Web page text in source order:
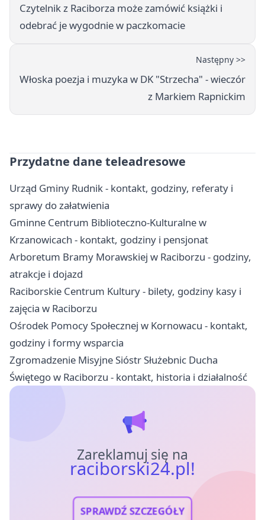
Czytelnik z Raciborza może zamówić książki i
odebrać je wygodnie w paczkomacie
Następny >>
Włoska poezja i muzyka w DK "Strzecha" - wieczór
z Markiem Rapnickim
Przydatne dane teleadresowe
Urząd Gminy Rudnik - kontakt, godziny, referaty i
sprawy do załatwienia
Gminne Centrum Biblioteczno-Kulturalne w
Krzanowicach - kontakt, godziny i pensjonat
Arboretum Bramy Morawskiej w Raciborzu - godziny,
atrakcje i dojazd
Raciborskie Centrum Kultury - bilety, godziny kasy i
zajęcia w Raciborzu
Ośrodek Pomocy Społecznej w Kornowacu - kontakt,
godziny i formy wsparcia
Zgromadzenie Misyjne Sióstr Służebnic Ducha
Świętego w Raciborzu - kontakt, historia i działalność
Zareklamuj się na
raciborski24.pl!
SPRAWDŹ SZCZEGÓŁY